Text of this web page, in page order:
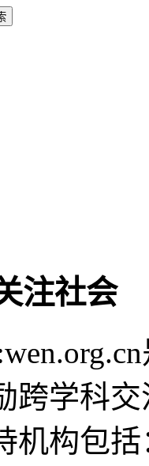
注社会
跨学科
机构包